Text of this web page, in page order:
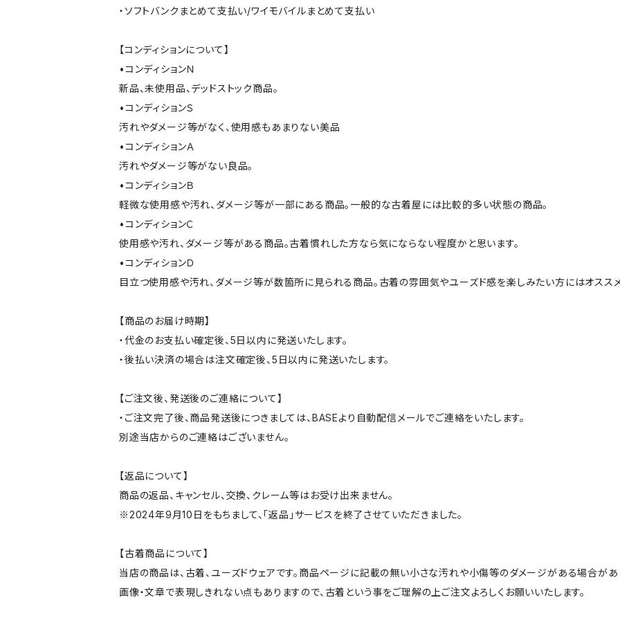
・ソフトバンクまとめて支払い/ワイモバイルまとめて支払い
【コンディションについて】
•コンディションＮ
新品、未使用品、デッドストック商品。
•コンディションＳ
汚れやダメージ等がなく、使用感もあまりない美品
•コンディションＡ
汚れやダメージ等がない良品。
•コンディションＢ
軽微な使用感や汚れ、ダメージ等が一部にある商品。一般的な古着屋には比較的多い状態の商品。
•コンディションＣ
使用感や汚れ、ダメージ等がある商品。古着慣れした方なら気にならない程度かと思います。
•コンディションＤ
目立つ使用感や汚れ、ダメージ等が数箇所に見られる商品。古着の雰囲気やユーズド感を楽しみたい方にはオスス
【商品のお届け時期】
・代金のお支払い確定後、5日以内に発送いたします。
・後払い決済の場合は注文確定後、5日以内に発送いたします。
【ご注文後、発送後のご連絡について】
・ご注文完了後、商品発送後につきましては、BASEより自動配信メールでご連絡をいたします。
別途当店からのご連絡はございません。
【返品について】
商品の返品、キャンセル、交換、クレーム等はお受け出来ません。
※2024年9月10日をもちまして、「返品」サービスを終了させていただきました。
【古着商品について】
当店の商品は、古着、ユーズドウェアです。商品ページに記載の無い小さな汚れや小傷等のダメージがある場合があ
画像・文章で表現しきれない点もありますので、古着という事をご理解の上ご注文よろしくお願いいたします。